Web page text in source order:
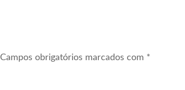
Campos obrigatórios marcados com *